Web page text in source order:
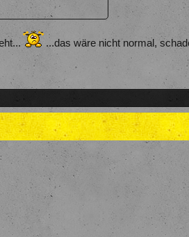
...das wäre nicht normal,